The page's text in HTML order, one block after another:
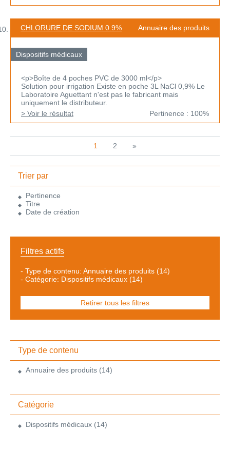
CHLORURE DE SODIUM 0.9% Annuaire des produits
Dispositifs médicaux
<p>Boîte de 4 poches PVC de 3000 ml</p>
Solution pour irrigation Existe en poche 3L NaCl 0,9% Le
Laboratoire Aguettant n'est pas le fabricant mais
uniquement le distributeur.
> Voir le résultat
Pertinence : 100%
1 2 »
Trier par
Pertinence
Titre
Date de création
Filtres actifs
- Type de contenu: Annuaire des produits (14)
- Catégorie: Dispositifs médicaux (14)
Retirer tous les filtres
Type de contenu
Annuaire des produits (14)
Catégorie
Dispositifs médicaux (14)